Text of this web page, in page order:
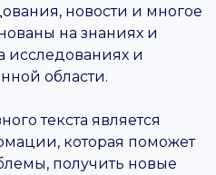
новости и многое
на знаниях и
исследованиях и
области.
текста является
которая поможет
получить новые